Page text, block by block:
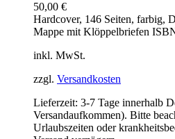
50,00 €
Hardcover, 146 Seiten, farbig,
Mappe mit Klöppelbriefen
inkl. MwSt.
zzgl. Versandkosten
Lieferzeit: 3-7 Tage innerhalb
Versandaufkommen). Bitte
Urlaubszeiten oder